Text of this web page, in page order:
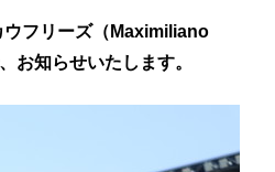
ウフリーズ（Maximiliano
お知らせいたします。